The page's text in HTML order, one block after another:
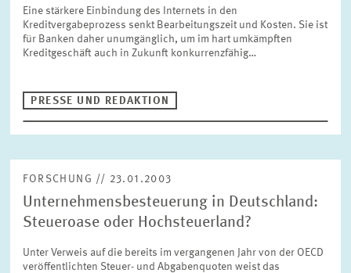
Eine stärkere Einbindung des Internets in den
Kreditvergabeprozess senkt Bearbeitungszeit und Kosten. Sie ist
für Banken daher unumgänglich, um im hart umkämpften
Kreditgeschäft auch in Zukunft konkurrenzfähig…
PRESSE UND REDAKTION
FORSCHUNG // 23.01.2003
Unternehmensbesteuerung in Deutschland:
Steueroase oder Hochsteuerland?
Unter Verweis auf die bereits im vergangenen Jahr von der OECD
veröffentlichten Steuer- und Abgabenquoten weist das